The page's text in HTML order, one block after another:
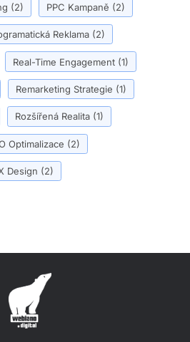
(2) PPC Kampaně (2)
Reklama (2)
Real-Time Engagement (1)
Remarketing Strategie (1)
Rozšířená Realita (1)
Optimalizace (2)
Design (2)